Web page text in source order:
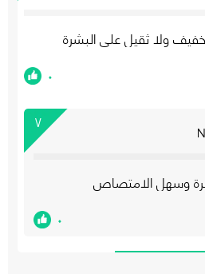
ولا ثقيل على البشرة
٠
٧
وسهل الامتصاص
٠